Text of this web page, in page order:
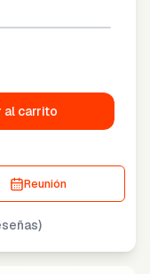
al carrito
Reunión